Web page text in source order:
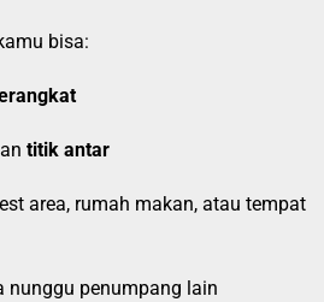
bisa:
titik antar
area, rumah makan, atau tempat
nunggu penumpang lain